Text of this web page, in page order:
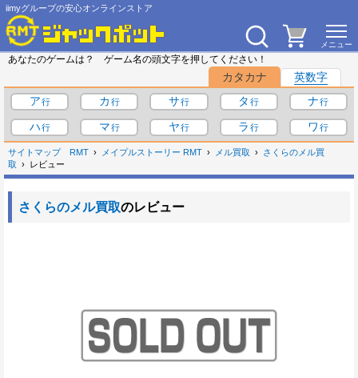
iimyグループの安心オンラインストア
あなたのゲームは？ ゲーム名の頭文字を押してください！
カタカナ
英数字
ア
カ サ タ
ナ
ハ
マ ヤ ラ ワ
サイトマップ RMT メイプルストーリー RMT メル買取
さくらのメル買
取
レビュー
さくらのメル買取のレビュー